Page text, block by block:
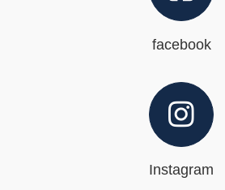
facebook
Instagram